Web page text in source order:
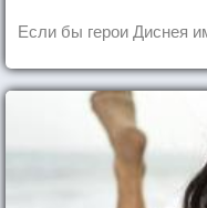
Если бы герои Диснея